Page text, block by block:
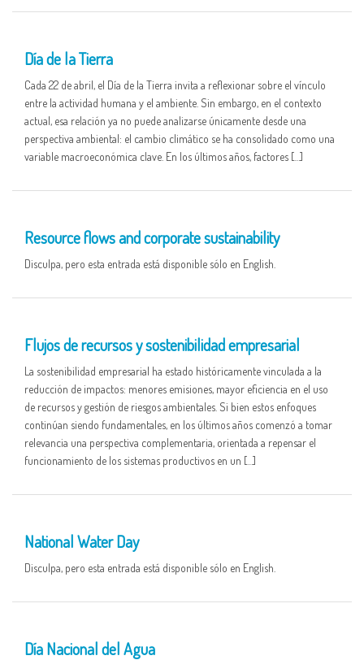
Día de la Tierra
Cada 22 de abril, el Día de la Tierra invita a reflexionar sobre el vínculo
entre la actividad humana y el ambiente. Sin embargo, en el contexto
actual, esa relación ya no puede analizarse únicamente desde una
perspectiva ambiental: el cambio climático se ha consolidado como una
variable macroeconómica clave. En los últimos años, factores […]
Resource flows and corporate sustainability
Disculpa, pero esta entrada está disponible sólo en English.
Flujos de recursos y sostenibilidad empresarial
La sostenibilidad empresarial ha estado históricamente vinculada a la
reducción de impactos: menores emisiones, mayor eficiencia en el uso
de recursos y gestión de riesgos ambientales. Si bien estos enfoques
continúan siendo fundamentales, en los últimos años comenzó a tomar
relevancia una perspectiva complementaria, orientada a repensar el
funcionamiento de los sistemas productivos en un […]
National Water Day
Disculpa, pero esta entrada está disponible sólo en English.
Día Nacional del Agua